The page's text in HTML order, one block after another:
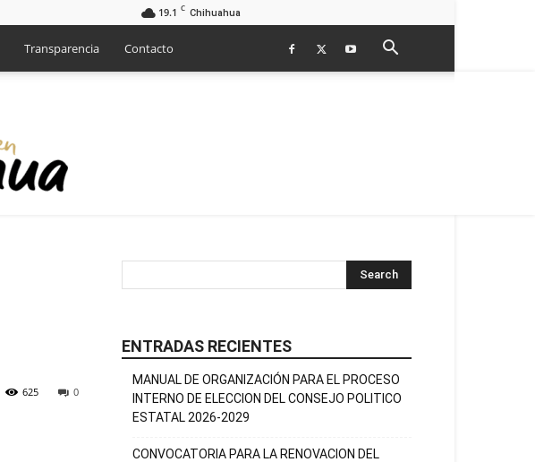
19.1 C Chihuahua
Transparencia Contacto
0
625
ENTRADAS RECIENTES
MANUAL DE ORGANIZACIÓN PARA EL PROCESO
INTERNO DE ELECCION DEL CONSEJO POLITICO
ESTATAL 2026-2029
CONVOCATORIA PARA LA RENOVACION DEL